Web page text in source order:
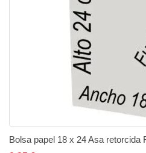
Bolsa papel 18 x 24 Asa retorcida